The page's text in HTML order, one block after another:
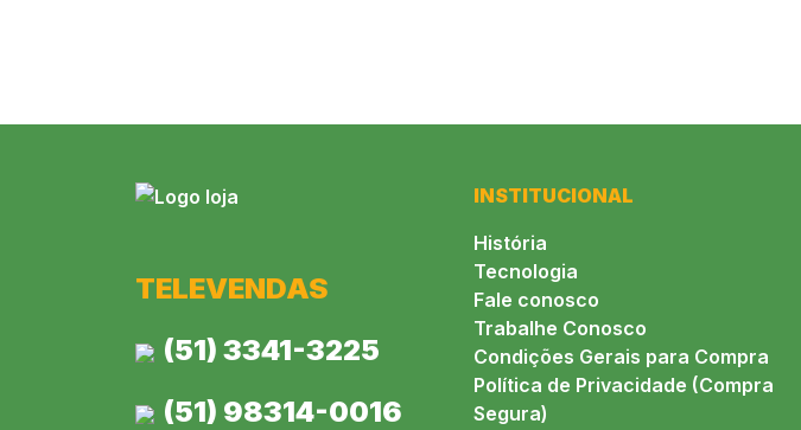
TELEVENDAS
(51) 3341-3225
(51) 98314-0016
INSTITUCIONAL
História
Tecnologia
Fale conosco
Trabalhe Conosco
Condições Gerais para Compra
Política de Privacidade (Compra
Segura)